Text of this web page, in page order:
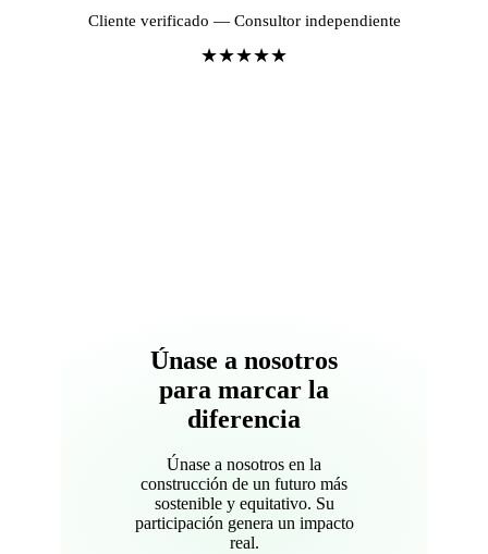
Cliente verificado — Consultor independiente
★★★★★
Únase a nosotros
para marcar la
diferencia
Únase a nosotros en la
construcción de un futuro más
sostenible y equitativo. Su
participación genera un impacto
real.